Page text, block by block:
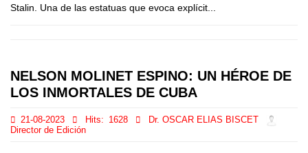
Stalin. Una de las estatuas que evoca explícit...
NELSON MOLINET ESPINO: UN HÉROE DE
LOS INMORTALES DE CUBA
21-08-2023 Hits: 1628
Dr. OSCAR ELIAS BISCET
Director de Edición